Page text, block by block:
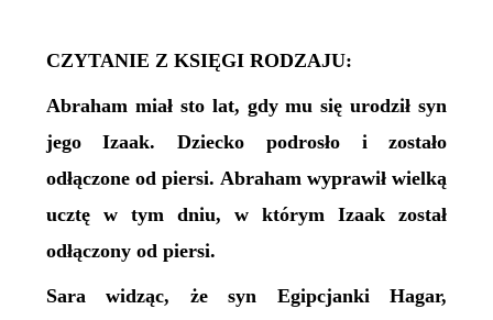
CZYTANIE Z KSIĘGI RODZAJU:
Abraham miał sto lat, gdy mu się urodził syn
jego Izaak. Dziecko podrosło i zostało
odłączone od piersi. Abraham wyprawił wielką
ucztę w tym dniu, w którym Izaak został
odłączony od piersi.
Sara widząc, że syn Egipcjanki Hagar,